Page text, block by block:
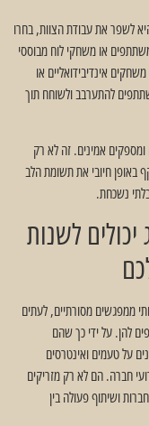
לשפר את עבודת הצוות, בחרו
או משחקי לוח מבוססי
אינדיבידואליים או
להתערבב ולשוחח תוך
אמינים. זה לא רק
חיובי את תשומת הלב
נשכחת.
יכולים לשנות
ממפגשים מסורתיים, לעתים
להן. על ידי כך שהם
על טעמים ואינטרסים
חברה. הם לא רק מזריקים
ושיתוף פעולה בין